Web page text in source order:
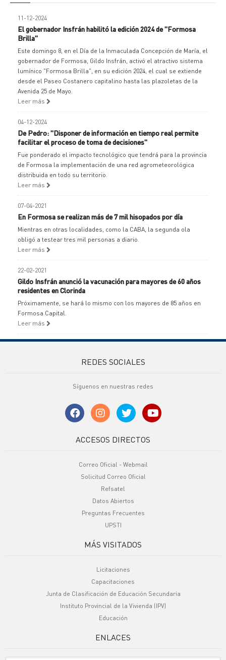
11-12-2024
El gobernador Insfrán habilitó la edición 2024 de "Formosa
Brilla"
Este domingo 8, en el Día de la Inmaculada Concepción de María, el
gobernador de Formosa, Gildo Insfrán, activó el atractivo sistema
lumínico "Formosa Brilla", en su edición 2024, el cual se extiende
desde el Paseo Costanero capitalino hasta las plazoletas de la
Avenida 25 de Mayo.
Leer más
04-12-2024
De Pedro: "Disponer de información en tiempo real permite
facilitar el proceso de toma de decisiones"
Fue ponderado el impacto tecnológico que tendrá para la provincia
de Formosa la implementación de una red agrometeorológica
distribuida en todo su territorio.
Leer más
07-04-2021
En Formosa se realizan más de 7 mil hisopados por día
Mientras en otras localidades, como la CABA, la segunda ola
obligó a testear tres mil personas a diario.
Leer más
22-02-2021
Gildo Insfrán anunció la vacunación para mayores de 60 años
residentes en Clorinda
Próximamente, se hará lo mismo con los mayores de 85 años en
Formosa Capital.
Leer más
REDES SOCIALES
Síguenos en nuestras redes
ACCESOS DIRECTOS
Correo Oficial - Webmail
Solicitud Correo Oficial
Refsatel
Datos Abiertos
Preguntas Frecuentes
UPSTI
MÁS VISITADOS
Licitaciones
Capacitaciones
Junta de Clasificación de Educación Secundaria
Instituto Provincial de la Vivienda (IPV)
Educación
ENLACES